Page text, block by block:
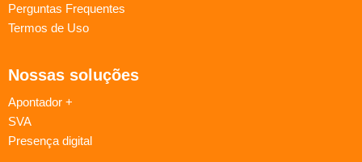
Perguntas Frequentes
Termos de Uso
Nossas soluções
Apontador +
SVA
Presença digital